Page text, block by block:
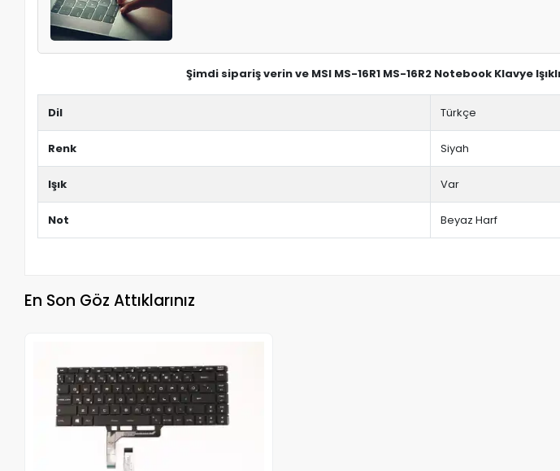
Şimdi sipariş verin ve MSI MS-16R1 MS-16R2 Notebook Klavye
Dil Türkçe
Renk Siyah
Işık Var
Not Beyaz Harf
En Son Göz Attıklarınız